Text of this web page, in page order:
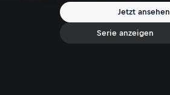
Jetzt ansehen
Serie anzeigen